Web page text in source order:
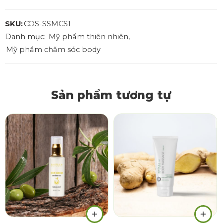
SKU:COS-SSMCS1
Danh mục: Mỹ phẩm thiên nhiên,
Mỹ phẩm chăm sóc body
Sản phẩm tương tự
Combo gội - xả -
dưỡng
Dầu dưỡng tóc
50ml
Dầu dưỡng tóc
80ml